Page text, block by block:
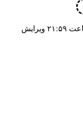
این صفحه آخرین‌بار در ۲۶ ژوئن ۲۰۲۵ ساعت ۲۱:۵۹ ویرایش